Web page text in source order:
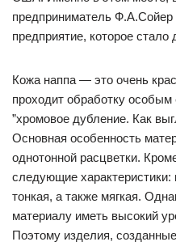
предприниматель Ф.А.Сойер
предприятие, которое
Кожа наппа — это очень
проходит обработку особым
”хромовое дубление. Как
Основная особенность
однотонной расцветки.
следующие характеристики:
тонкая, а также мягкая.
материалу иметь высокий
Поэтому изделия,